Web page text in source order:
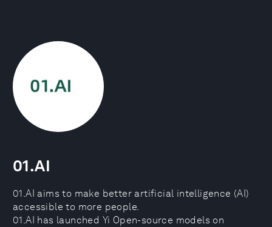
01.AI
01.AI aims to make better artificial intelligence (AI)
accessible to more people.
01.AI has launched Yi Open-source models on